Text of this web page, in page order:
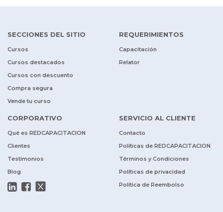
SECCIONES DEL SITIO
Cursos
Cursos destacados
Cursos con descuento
Compra segura
Vende tu curso
REQUERIMIENTOS
Capacitación
Relator
CORPORATIVO
Qué es REDCAPACITACION
Clientes
Testimonios
Blog
SERVICIO AL CLIENTE
Contacto
Políticas de REDCAPACITACION
Términos y Condiciones
Políticas de privacidad
Política de Reembolso